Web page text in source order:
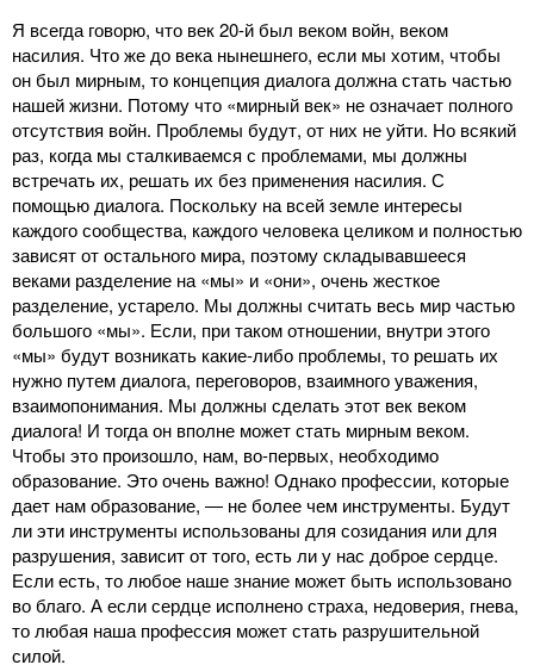
Я всегда говорю, что век 20-й был веком войн, веком
насилия. Что же до века нынешнего, если мы хотим, чтобы
он был мирным, то концепция диалога должна стать частью
нашей жизни. Потому что «мирный век» не означает полного
отсутствия войн. Проблемы будут, от них не уйти. Но всякий
раз, когда мы сталкиваемся с проблемами, мы должны
встречать их, решать их без применения насилия. С
помощью диалога. Поскольку на всей земле интересы
каждого сообщества, каждого человека целиком и полностью
зависят от остального мира, поэтому складывавшееся
веками разделение на «мы» и «они», очень жесткое
разделение, устарело. Мы должны считать весь мир частью
большого «мы». Если, при таком отношении, внутри этого
«мы» будут возникать какие-либо проблемы, то решать их
нужно путем диалога, переговоров, взаимного уважения,
взаимопонимания. Мы должны сделать этот век веком
диалога! И тогда он вполне может стать мирным веком.
Чтобы это произошло, нам, во-первых, необходимо
образование. Это очень важно! Однако профессии, которые
дает нам образование, ― не более чем инструменты. Будут
ли эти инструменты использованы для созидания или для
разрушения, зависит от того, есть ли у нас доброе сердце.
Если есть, то любое наше знание может быть использовано
во благо. А если сердце исполнено страха, недоверия, гнева,
то любая наша профессия может стать разрушительной
силой.